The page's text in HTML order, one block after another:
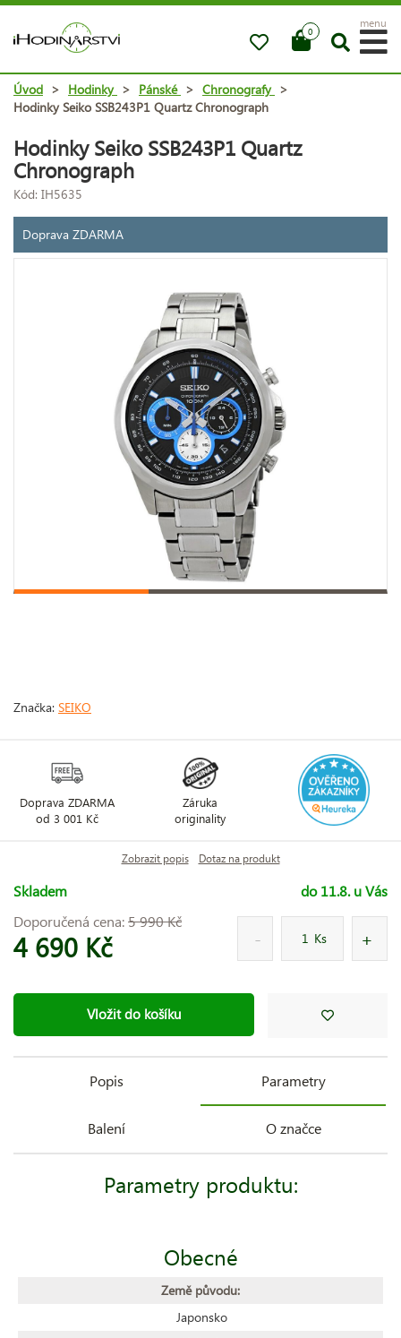
0
menu
Úvod > Hodinky > Pánské > Chronografy >
Hodinky Seiko SSB243P1 Quartz Chronograph
Hodinky Seiko SSB243P1 Quartz
Chronograph
Kód: IH5635
Doprava ZDARMA
Značka: SEIKO
Doprava ZDARMA
od 3 001 Kč
Záruka
originality
Zobrazit popis Dotaz na produkt
Skladem
do 11.8. u Vás
Doporučená cena:5 990 Kč
4 690 Kč Ks
Vložit do košíku
Popis Parametry
Balení O značce
Parametry produktu:
Obecné
Země původu:
Japonsko